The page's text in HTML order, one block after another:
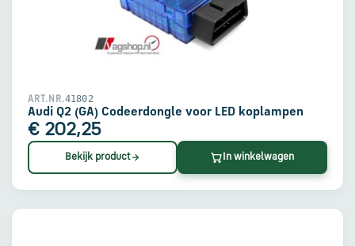
ART.NR.41802
Audi Q2 (GA) Codeerdongle voor LED koplampen
€ 202,25
Bekijk product In winkelwagen